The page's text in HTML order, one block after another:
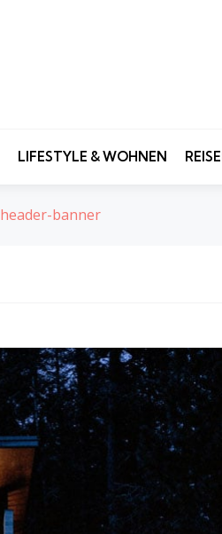
LIFESTYLE & WOHNEN